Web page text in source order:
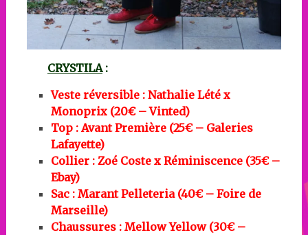
CRYSTILA:
Veste réversible : Nathalie Lété x
Monoprix (20€ – Vinted)
Top : Avant Première (25€ – Galeries
Lafayette)
Collier : Zoé Coste x Réminiscence (35€ –
Ebay)
Sac : Marant Pelleteria (40€ – Foire de
Marseille)
Chaussures : Mellow Yellow (30€ –